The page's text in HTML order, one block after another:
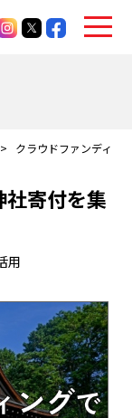
>
クラウドファンディ
社寄付を集
用